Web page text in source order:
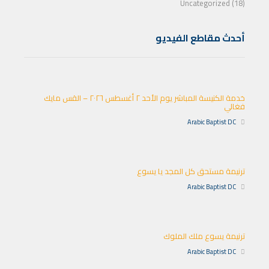
Uncategorized (18)
أحدث مقاطع الفيديو
خدمة الكنيسة المباشر يوم الأحد ٢ أغسطس ٢٠٢٦ – القس مايك
فغالي
Arabic Baptist DC
ترنيمة مستحق كل المجد يا يسوع
Arabic Baptist DC
ترنيمة يسوع ملك الملوك
Arabic Baptist DC